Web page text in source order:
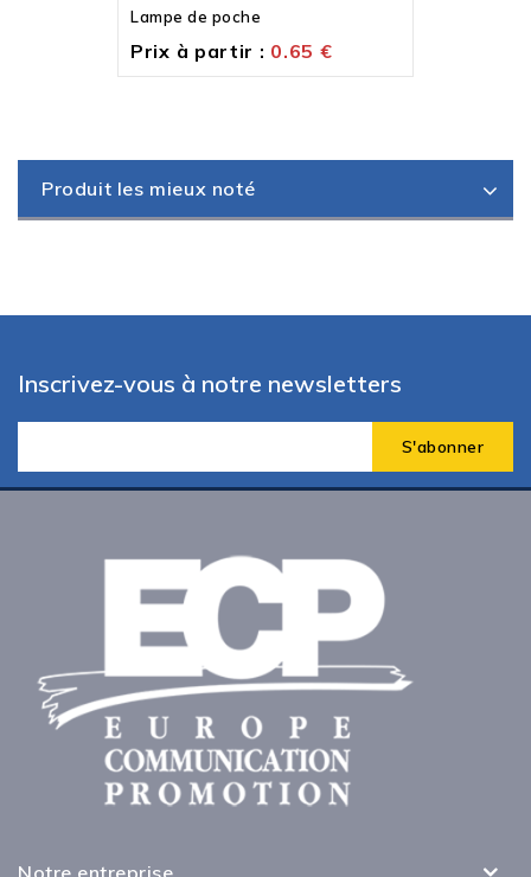
Lampe de poche
Prix à partir : 0.65 €
Produit les mieux noté
Inscrivez-vous à notre newsletters
Notre entreprise